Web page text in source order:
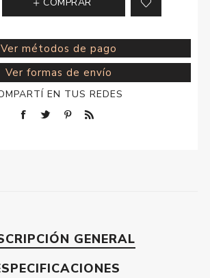
Ver métodos de pago
Ver formas de envío
EN TUS REDES
GENERAL